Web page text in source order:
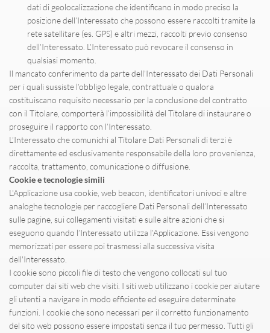
dati di geolocalizzazione che identificano in modo preciso la
posizione dell’Interessato che possono essere raccolti tramite la
rete satellitare (es. GPS) e altri mezzi, raccolti previo consenso
dell’Interessato. L’Interessato può revocare il consenso in
qualsiasi momento.
Il mancato conferimento da parte dell’Interessato dei Dati Personali
per i quali sussiste l’obbligo legale, contrattuale o qualora
costituiscano requisito necessario per la conclusione del contratto
con il Titolare, comporterà l’impossibilità del Titolare di instaurare o
proseguire il rapporto con l’Interessato.
L’Interessato che comunichi al Titolare Dati Personali di terzi è
direttamente ed esclusivamente responsabile della loro provenienza,
raccolta, trattamento, comunicazione o diffusione.
Cookie e tecnologie simili
L'Applicazione usa cookie, web beacon, identificatori univoci e altre
analoghe tecnologie per raccogliere Dati Personali dell’Interessato
sulle pagine, sui collegamenti visitati e sulle altre azioni che si
eseguono quando l’Interessato utilizza l’Applicazione. Essi vengono
memorizzati per essere poi trasmessi alla successiva visita
dell'Interessato.
I cookie sono piccoli file di testo che vengono collocati sul tuo
computer dai siti web che visiti. I siti web utilizzano i cookie per aiutare
gli utenti a navigare in modo efficiente ed eseguire determinate
funzioni. I cookie che sono necessari per il corretto funzionamento
del sito web possono essere impostati senza il tuo permesso. Tutti gli